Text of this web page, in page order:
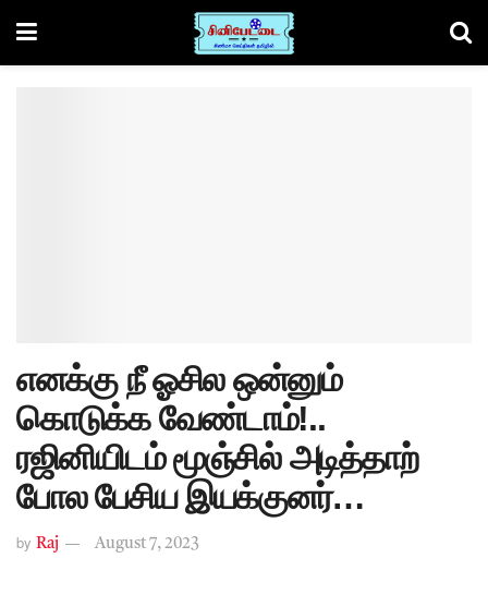
எனக்கு நீ ஓசில ஒன்னும்
கொடுக்க வேண்டாம்!..
ரஜினியிடம் மூஞ்சில் அடித்தாற்
போல பேசிய இயக்குனர்…
by Raj August 7, 2023